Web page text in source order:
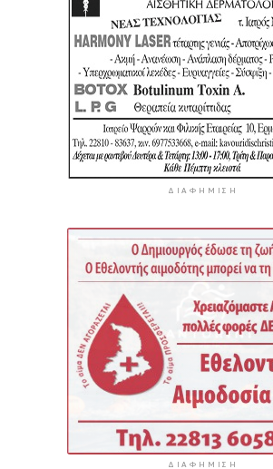
ΔΙΑΦΉΜΙΣΗ
ΔΙΑΦΉΜΙΣΗ